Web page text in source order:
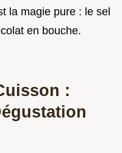
la magie pure : le sel
en bouche.
: